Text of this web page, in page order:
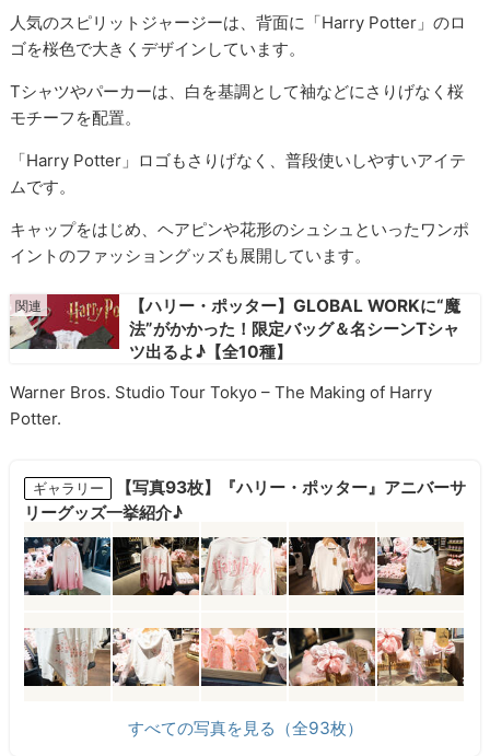
人気のスピリットジャージーは、背面に「Harry Potter」のロ
ゴを桜色で大きくデザインしています。
Tシャツやパーカーは、白を基調として袖などにさりげなく桜
モチーフを配置。
「Harry Potter」ロゴもさりげなく、普段使いしやすいアイテ
ムです。
キャップをはじめ、ヘアピンや花形のシュシュといったワンポ
イントのファッショングッズも展開しています。
【ハリー・ポッター】GLOBAL WORKに“魔
法”がかかった！限定バッグ＆名シーンTシャ
ツ出るよ♪【全10種】
Warner Bros. Studio Tour Tokyo – The Making of Harry
Potter.
ギャラリー
【写真93枚】『ハリー・ポッター』アニバーサ
リーグッズ一挙紹介♪
すべての写真を見る（全93枚）